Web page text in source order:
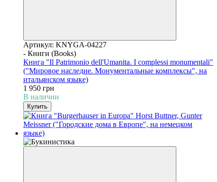
Артикул: KNYGA-04227
- Книги (Books)
Книга "Il Patrimonio dell'Umanita. I complessi monumentali"
("Мировое наследие. Монументальные комплексы", на
итальянском языке)
1 950 грн
В наличии
Купить